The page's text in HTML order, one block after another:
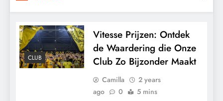
CLUB
Vitesse Prijzen: Ontdek
de Waardering die Onze
Club Zo Bijzonder Maakt
Camilla
2 years
ago
0 5 mins